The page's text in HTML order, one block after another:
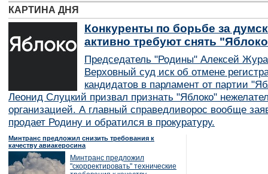
КАРТИНА ДНЯ
Конкуренты по борьбе за
активно требуют снять
Председатель "Родины" Алексей
Верховный суд иск об отмене
кандидатов в парламент от партии
Леонид Слуцкий призвал признать "Яблоко"
организацией. А главный справедливорос вообще
продает Родину и обратился в прокуратуру.
Минтранс предложил снизить требования к
качеству авиакеросина
Минтранс предложил
"скорректировать" технические